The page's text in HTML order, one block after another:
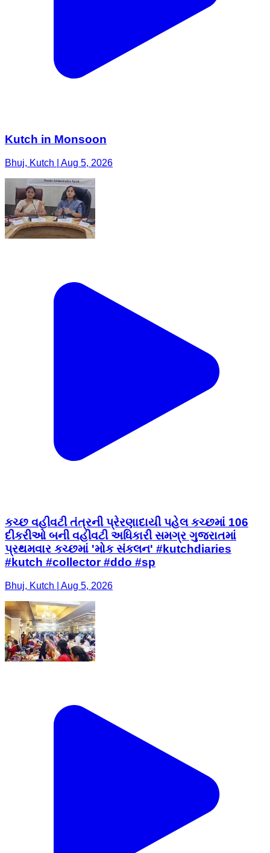
Kutch in Monsoon
Bhuj, Kutch | Aug 5, 2026
કચ્છ વહીવટી તંત્રની પ્રેરણાદાયી પહેલ કચ્છમાં 106
દીકરીઓ બની વહીવટી અધિકારી સમગ્ર ગુજરાતમાં
પ્રથમવાર કચ્છમાં 'મોક સંકલન' #kutchdiaries
#kutch #collector #ddo #sp
Bhuj, Kutch | Aug 5, 2026